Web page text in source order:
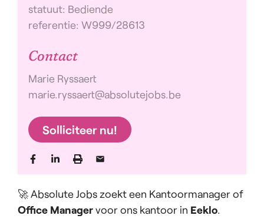
statuut: Bediende
referentie: W999/28613
Contact
Marie Ryssaert
marie.ryssaert@absolutejobs.be
Solliciteer nu!
🚀 Absolute Jobs zoekt een Kantoormanager of
Office Managervoor ons kantoor in Eeklo.